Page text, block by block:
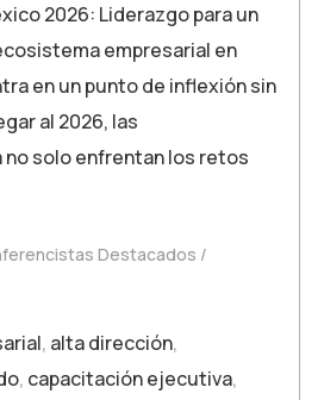
2026: Liderazgo para un
empresarial en
en un punto de inflexión sin
al 2026, las
no solo enfrentan los retos
Destacados
, alta dirección,
, capacitación ejecutiva,